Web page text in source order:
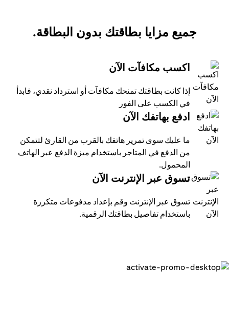
جميع مزايا بطاقتك بدون البطاقة.
اكسب مكافآت الآن
إذا كانت بطاقتك تمنحك مكافآت أو استرداد نقدي، فابدأ
في الكسب على الفور
ادفع بهاتفك الآن
ما عليك سوى تمرير هاتفك بالقرب من القارئ لتتمكن
من الدفع في المتاجر باستخدام ميزة الدفع عبر الهاتف
المحمول.
تسوق عبر الإنترنت الآن
تسوق عبر الإنترنت وقم بإعداد مدفوعات متكررة
باستخدام تفاصيل بطاقتك الرقمية.